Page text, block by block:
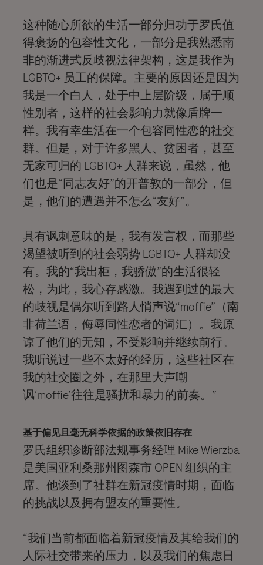
这种随心所欲的生活一部分归功于罗氏值
得褒扬的包容性文化，一部分是我熟悉南
非的渐进式反歧视法律架构，这是我作为
LGBTQ+ 员工的保障。主要的原因还是因为
我是一个白人，处于中上层阶级，属于顺
性别者，这样的社会影响力就像盾牌一
样。我有幸生活在一个包容同性恋的社交
群。但是，对于许多黑人、贫困者，甚至
无家可归的 LGBTQ+ 人群来说，虽然，他
们也是“同志友好”的开普敦的一部分，但
是，他们的遭遇并不怎么“友好”。
具有讽刺意味的是，我有发言权，而那些
渴望被听到的社会弱势 LGBTQ+ 人群却没
有。我的“我出柜，我骄傲”的生活很轻
松，为此，我心存感激。我遇到过的最大
的歧视是偶尔听到路人悄声说“moffie”（南
非荷兰语，侮辱同性恋者的词汇）。我原
谅了他们的无知，不受影响并继续前行。
我听说过一些不太好的经历，这些社区在
我的社交圈之外，在那里大声嘲
讽‘moffie’往往是骚扰和暴力的前奏。”
基于偏见且毫无科学依据的政策依旧存在
罗氏组织诊断部法规事务经理 Mike Wierzba
是美国亚利桑那州图森市 OPEN 组织的主
席。他谈到了社群在新冠疫情时期，面临
的挑战以及拥有盟友的重要性。
“我们当前都面临着新冠疫情及其给我们的
人际社交带来的压力，以及我们的焦虑日